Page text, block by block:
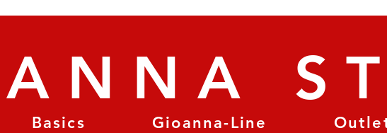
Basics Gioanna-Line